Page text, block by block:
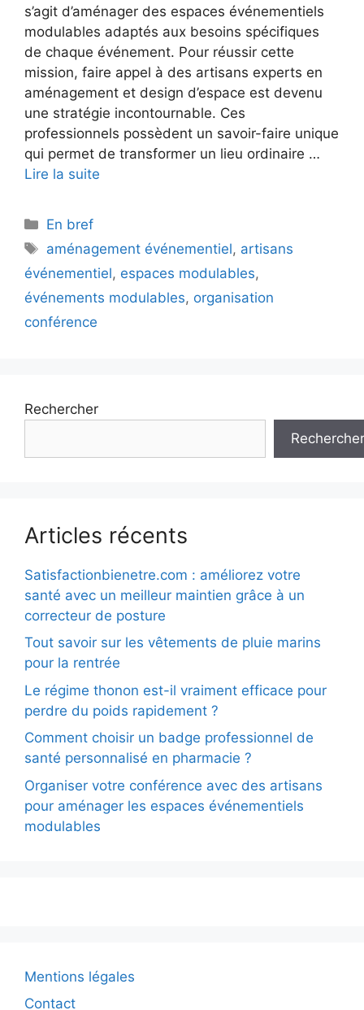
s’agit d’aménager des espaces événementiels
modulables adaptés aux besoins spécifiques
de chaque événement. Pour réussir cette
mission, faire appel à des artisans experts en
aménagement et design d’espace est devenu
une stratégie incontournable. Ces
professionnels possèdent un savoir-faire unique
qui permet de transformer un lieu ordinaire …
Lire la suite
Catégories
En bref
Étiquettes
aménagement événementiel, artisans
événementiel, espaces modulables,
événements modulables, organisation
conférence
Rechercher
Rechercher
Articles récents
Satisfactionbienetre.com : améliorez votre
santé avec un meilleur maintien grâce à un
correcteur de posture
Tout savoir sur les vêtements de pluie marins
pour la rentrée
Le régime thonon est-il vraiment efficace pour
perdre du poids rapidement ?
Comment choisir un badge professionnel de
santé personnalisé en pharmacie ?
Organiser votre conférence avec des artisans
pour aménager les espaces événementiels
modulables
Mentions légales
Contact